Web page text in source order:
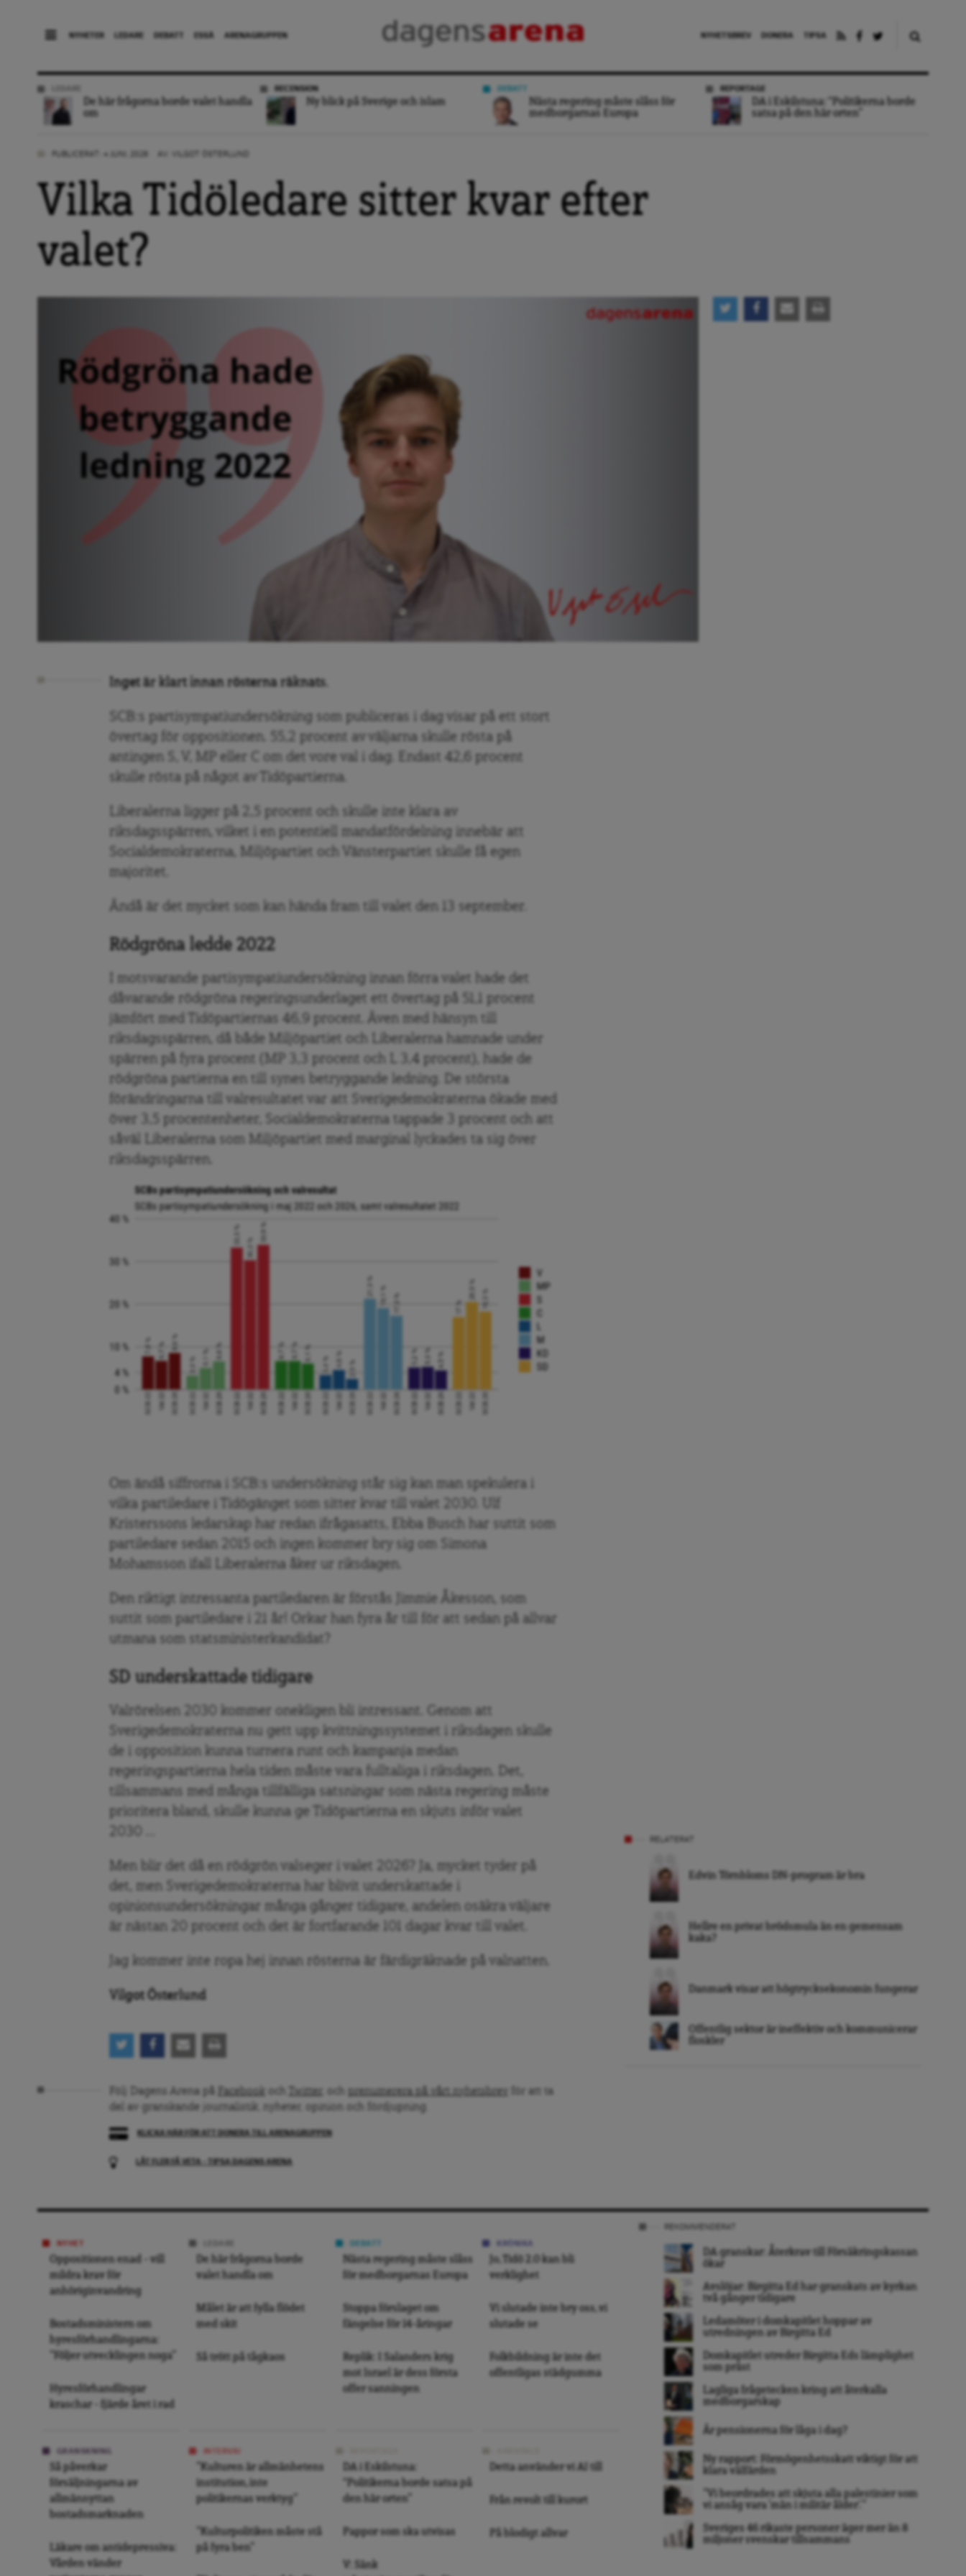
NYHETER LEDARE DEBATT ESSÄ ARENAGRUPPEN NYHETSBREV DONERA TIPSA
De här frågorna borde valet handla
om
RECENSION
Ny blick på Sverige och islam
Nästa regering måste slåss för
medborgarnas Europa
REPORTAGE
DA i Eskilstuna: “Politikerna borde
satsa på den här orten”
Vilka Tidöledare sitter kvar efter
valet?
Inget är klart innan rösterna räknats.
SCB:s partisympatiundersökning som publiceras i dag visar på ett stort
övertag för oppositionen. 55,2 procent av väljarna skulle rösta på
antingen S, V, MP eller C om det vore val i dag. Endast 42,6 procent
skulle rösta på något av Tidöpartierna.
Liberalerna ligger på 2,5 procent och skulle inte klara av
riksdagsspärren, vilket i en potentiell mandatfördelning innebär att
Socialdemokraterna, Miljöpartiet och Vänsterpartiet skulle få egen
majoritet.
Ändå är det mycket som kan hända fram till valet den 13 september.
Rödgröna ledde 2022
I motsvarande partisympatiundersökning innan förra valet hade det
dåvarande rödgröna regeringsunderlaget ett övertag på 51,1 procent
jämfört med Tidöpartiernas 46,9 procent. Även med hänsyn till
riksdagsspärren, då både Miljöpartiet och Liberalerna hamnade under
spärren på fyra procent (MP 3,3 procent och L 3,4 procent), hade de
rödgröna partierna en till synes betryggande ledning. De största
förändringarna till valresultatet var att Sverigedemokraterna ökade med
över 3,5 procentenheter, Socialdemokraterna tappade 3 procent och att
såväl Liberalerna som Miljöpartiet med marginal lyckades ta sig över
riksdagsspärren.
Om ändå siffrorna i SCB:s undersökning står sig kan man spekulera i
vilka partiledare i Tidögänget som sitter kvar till valet 2030. Ulf
Kristerssons ledarskap har redan ifrågasatts, Ebba Busch har suttit som
partiledare sedan 2015 och ingen kommer bry sig om Simona
Mohamsson ifall Liberalerna åker ur riksdagen.
Den riktigt intressanta partiledaren är förstås Jimmie Åkesson, som
suttit som partiledare i 21 år! Orkar han fyra år till för att sedan på allvar
utmana som statsministerkandidat?
SD underskattade tidigare
Valrörelsen 2030 kommer onekligen bli intressant. Genom att
Sverigedemokraterna nu gett upp kvittningssystemet i riksdagen skulle
de i opposition kunna turnera runt och kampanja medan
regeringspartierna hela tiden måste vara fulltaliga i riksdagen. Det,
tillsammans med många tillfälliga satsningar som nästa regering måste
prioritera bland, skulle kunna ge Tidöpartierna en skjuts inför valet
Men blir det då en rödgrön valseger i valet 2026? Ja, mycket tyder på
det, men Sverigedemokraterna har blivit underskattade i
opinionsundersökningar många gånger tidigare, andelen osäkra väljare
är nästan 20 procent och det är fortfarande 101 dagar kvar till valet.
Jag kommer inte ropa hej innan rösterna är färdigräknade på valnatten.
Vilgot Österlund
Följ Dagens Arena på Facebook Twitter prenumerera på vårt nyhetsbrev
för att ta
del av granskande journalistik, nyheter, opinion och fördjupning.
KLICKA HÄR FÖR ATT DONERA TILL ARENAGRUPPEN
LÅT FLER FÅ VETA – TIPSA DAGENS ARENA
Edvin Törnbloms DN-program är bra
Hellre en privat brödsmula än en gemensam
kaka?
Danmark visar att högtrycksekonomin fungerar
Offentlig sektor är ineffektiv och kommunicerar
floskler
Oppositionen enad – vill
mildra krav för
anhöriginvandring
Bostadsministern om
hyresförhandlingarna:
”Följer utvecklingen noga”
Hyresförhandlingar
kraschar – fjärde året i rad
De här frågorna borde
valet handla om
Målet är att fylla flödet
med skit
Så trött på tågkaos
Nästa regering måste slåss
för medborgarnas Europa
Stoppa förslaget om
fängelse för 14-åringar
Replik: I Salanders krig
mot Israel är dess första
offer sanningen
Jo, Tidö 2.0 kan bli
verklighet
Vi slutade inte bry oss, vi
slutade se
Folkbildning är inte det
offentligas städgumma
Så påverkar
försäljningarna av
allmännyttan
bostadsmarknaden
Läkare om antidepressiva:
Vården vänder
”Kulturen är allmänhetens
institution, inte
politikernas verktyg”
”Kulturpolitiken måste stå
på fyra ben”
DA i Eskilstuna:
“Politikerna borde satsa på
den här orten”
Pappor som ska utvisas
V: Sänk
Detta använder vi AI till
Från revolt till kurort
På blodigt allvar
DA granskar: Återkrav till Försäkringskassan
ökar
Avslöjar: Birgitta Ed har granskats av kyrkan
två gånger tidigare
Ledamöter i domkapitlet hoppar av
utredningen av Birgitta Ed
Domkapitlet utreder Birgitta Eds lämplighet
som präst
Lagliga frågetecken kring att återkalla
medborgarskap
Är pensionerna för låga i dag?
Ny rapport: Förmögenhetsskatt viktigt för att
klara välfärden
”Vi beordrades att skjuta alla palestinier som
vi ansåg vara ’män i militär ålder’. ”
Sveriges 46 rikaste personer äger mer än 8
miljoner svenskar tillsammans